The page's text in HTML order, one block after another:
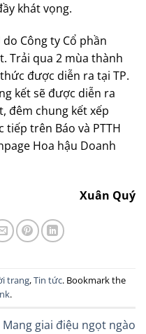
khát vọng.
do Công ty Cổ phần
Trải qua 2 mùa thành
được diễn ra tại TP.
kết sẽ được diễn ra
đêm chung kết xếp
trên Báo và PTTH
Hoa hậu Doanh
Xuân Quý
trang,Tin tức. Bookmark the
.
Mang giai điệu ngọt ngào